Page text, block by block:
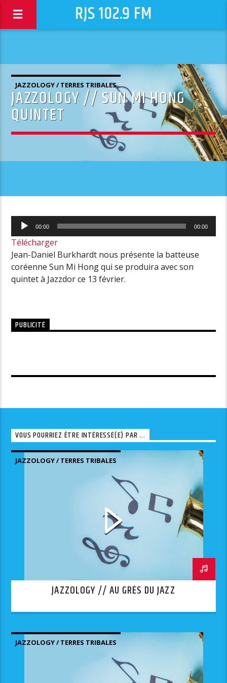
RJS 102.9 FM
JAZZOLOGY / TERRES TRIBALES
JAZZOLOGY // SUN MI HONG
QUINTET
Lecteur
audio
00:00 00:00
Télécharger
Jean-Daniel Burkhardt nous présente la batteuse
coréenne Sun Mi Hong qui se produira avec son
quintet à Jazzdor ce 13 février.
PUBLICITÉ
VOUS POURRIEZ ÊTRE INTÉRESSÉ(E) PAR ...
JAZZOLOGY / TERRES TRIBALES
JAZZOLOGY // AU GRÈS DU JAZZ
JAZZOLOGY / TERRES TRIBALES